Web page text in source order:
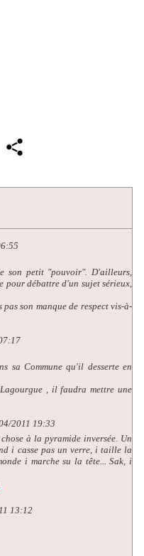
son petit "pouvoir". D'ailleurs,
pour débattre d'un sujet sérieux,
son manque de respect vis-à-
sa Commune qu'il desserte en
, il faudra mettre une
2011 19:33
à la pyramide inversée. Un
i casse pas un verre, i taille la
i marche su la tête... Sak, i
13:12